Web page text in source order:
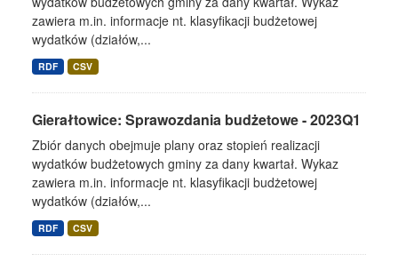
zawiera m.in. informacje nt. klasyfikacji budżetowej
wydatków (działów,...
RDF CSV
Gierałtowice: Sprawozdania budżetowe - 2023Q1
Zbiór danych obejmuje plany oraz stopień realizacji
wydatków budżetowych gminy za dany kwartał. Wykaz
zawiera m.in. informacje nt. klasyfikacji budżetowej
wydatków (działów,...
RDF CSV